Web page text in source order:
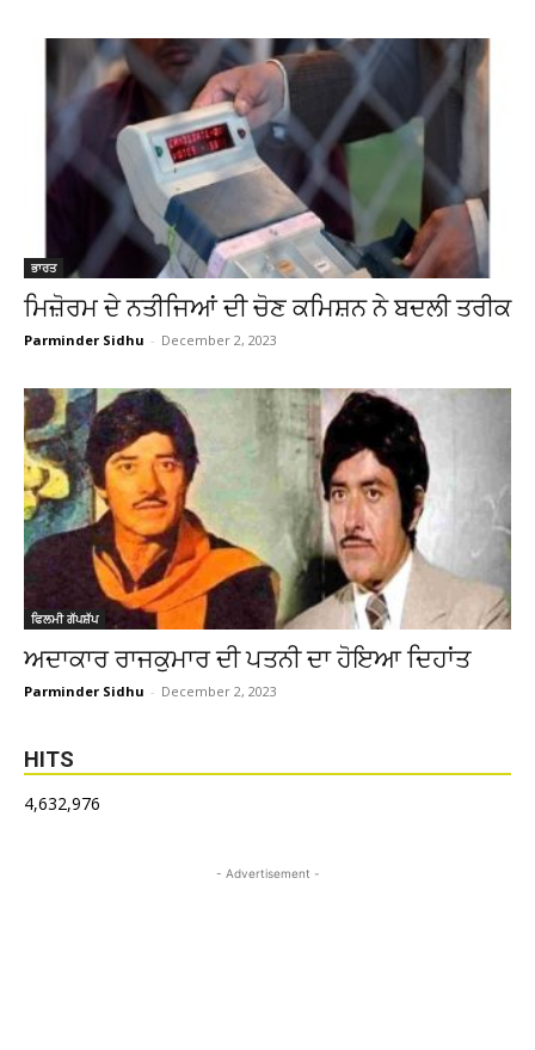
ਭਾਰਤ
ਮਿਜ਼ੋਰਮ ਦੇ ਨਤੀਜਿਆਂ ਦੀ ਚੋਣ ਕਮਿਸ਼ਨ ਨੇ ਬਦਲੀ ਤਰੀਕ
Parminder Sidhu - December 2, 2023
ਫਿਲਮੀ ਗੱਪਸ਼ੱਪ
ਅਦਾਕਾਰ ਰਾਜਕੁਮਾਰ ਦੀ ਪਤਨੀ ਦਾ ਹੋਇਆ ਦਿਹਾਂਤ
Parminder Sidhu - December 2, 2023
HITS
4,632,976
- Advertisement -